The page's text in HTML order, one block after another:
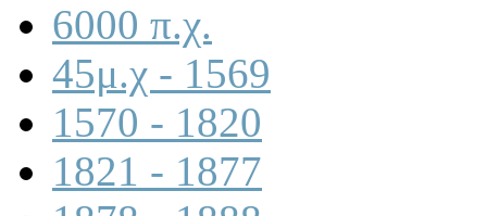
6000 π.χ.
45μ.χ - 1569
1570 - 1820
1821 - 1877